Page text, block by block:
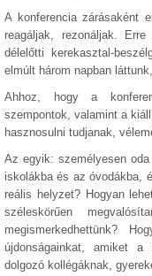
A konferencia zárásaként
reagáljak, rezonáljak.
délelőtti kerekasztal-
elmúlt három napban
Ahhoz, hogy a
szempontok, valamint a
hasznosulni tudjanak,
Az egyik: személyesen
iskolákba és az óvodákba,
reális helyzet? Hogyan
széleskörűen
megismerkedhettünk?
újdonságainkat, amiket
dolgozó kollégáknak,